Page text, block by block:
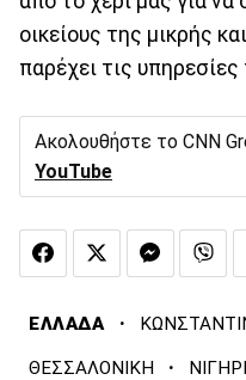
οικείους της μικρής
παρέχει τις υπηρεσίες
Ακολουθήστε το CNN
YouTube
ΕΛΛΑΔΑ ·
ΘΕΣΣΑΛΟΝΙΚΗ ·